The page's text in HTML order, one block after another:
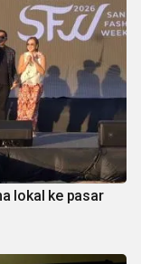
lokal ke pasar